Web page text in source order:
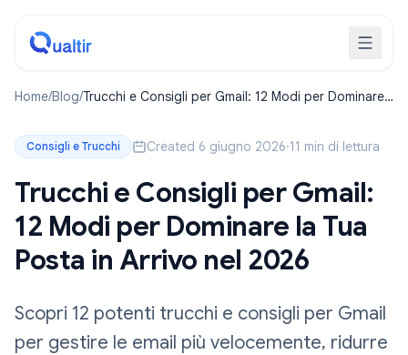
Home/Blog/Trucchi e Consigli per Gmail: 12 Modi per Dominare
Consigli e Trucchi Created 6 giugno 2026·11 min di lettura
Trucchi e Consigli per Gmail:
12 Modi per Dominare la Tua
Posta in Arrivo nel 2026
Scopri 12 potenti trucchi e consigli per Gmail
per gestire le email più velocemente, ridurre